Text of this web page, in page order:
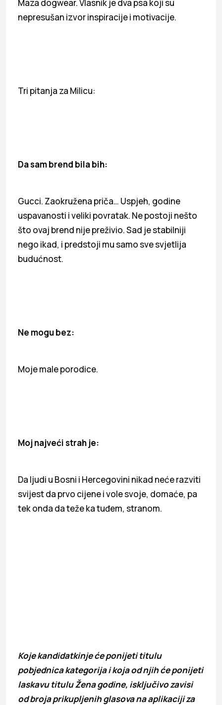
Maza dogwear. Vlasnik je dva psa koji su
nepresušan izvor inspiracije i motivacije.
Tri pitanja za Milicu:
Da sam brend bila bih:
Gucci. Zaokružena priča… Uspjeh, godine
uspavanosti i veliki povratak. Ne postoji nešto
što ovaj brend nije preživio. Sad je stabilniji
nego ikad, i predstoji mu samo sve svjetlija
budućnost.
Ne mogu bez:
Moje male porodice.
Moj najveći strah je:
Da ljudi u Bosni i Hercegovini nikad neće razviti
svijest da prvo cijene i vole svoje, domaće, pa
tek onda da teže ka tuđem, stranom.
Koje kandidatkinje će ponijeti titulu
pobjednica kategorija i koja od njih će ponijeti
laskavu titulu Žena godine, isključivo zavisi
od broja prikupljenih glasova na aplikaciji za